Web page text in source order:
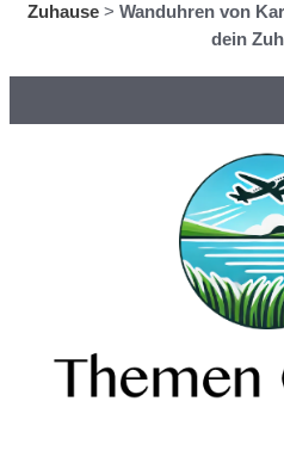
Zuhause> Wanduhren von
dein